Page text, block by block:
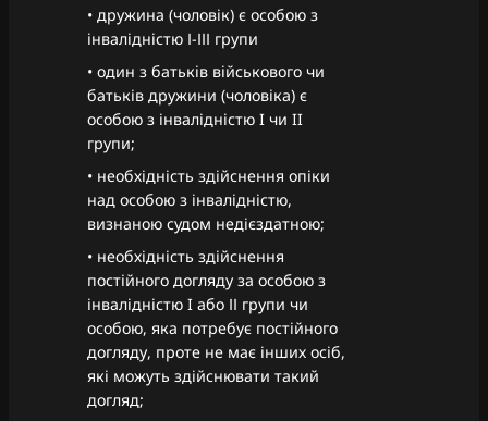
• дружина (чоловік) є особою з
інвалідністю І-ІІІ групи
• один з батьків військового чи
батьків дружини (чоловіка) є
особою з інвалідністю I чи II
групи;
• необхідність здійснення опіки
над особою з інвалідністю,
визнаною судом недієздатною;
• необхідність здійснення
постійного догляду за особою з
інвалідністю I або ІІ групи чи
особою, яка потребує постійного
догляду, проте не має інших осіб,
які можуть здійснювати такий
догляд;